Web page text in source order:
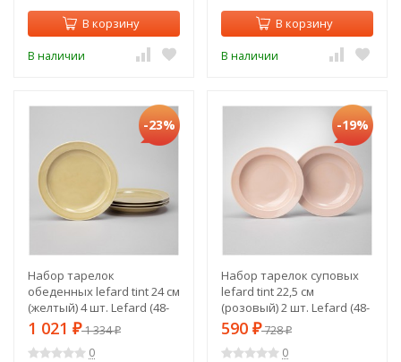
В корзину
В наличии
В корзину
В наличии
-23%
Набор тарелок
обеденных lefard tint 24 см
(желтый) 4 шт. Lefard (48-
959-2)
1 021 ₽1 334₽
0
-19%
Набор тарелок суповых
lefard tint 22,5 см
(розовый) 2 шт. Lefard (48-
872-1)
590 ₽728₽
0